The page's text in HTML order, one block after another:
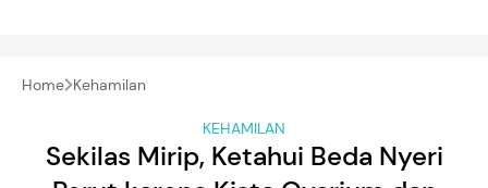
Home Kehamilan
KEHAMILAN
Sekilas Mirip, Ketahui Beda Nyeri